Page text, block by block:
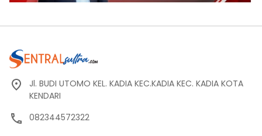
Jl. BUDI UTOMO KEL. KADIA KEC.KADIA KEC. KADIA KOTA
KENDARI
082344572322